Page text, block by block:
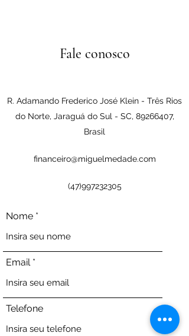
Fale conosco
R. Adamando Frederico José Klein - Três Rios
do Norte, Jaraguá do Sul - SC, 89266407,
Brasil
financeiro@miguelmedade.com
(47)997232305
Nome
Email
Telefone